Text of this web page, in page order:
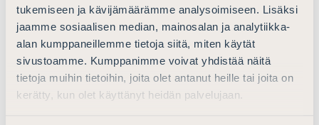
tukemiseen ja kävijämäärämme analysoimiseen. Lisäksi
jaamme sosiaalisen median, mainosalan ja analytiikka-
alan kumppaneillemme tietoja siitä, miten käytät
sivustoamme. Kumppanimme voivat yhdistää näitä
tietoja muihin tietoihin, joita olet antanut heille tai joita on
kerätty, kun olet käyttänyt heidän palvelujaan.
työryhmämietinnön ehdotusta, jonka mukaan myös
surmansa saaneen läheisellä olisi oikeus
kärsimyskorvaukseen. Mietinnössä korvaukselle on
ehdotettu enimmäismääräksi 7 000 euroa.
Enimmäismäärä on kuitenkin 4 000 euroa, jos kyse on
surmansa saaneen kanssa eri taloudessa asuvasta